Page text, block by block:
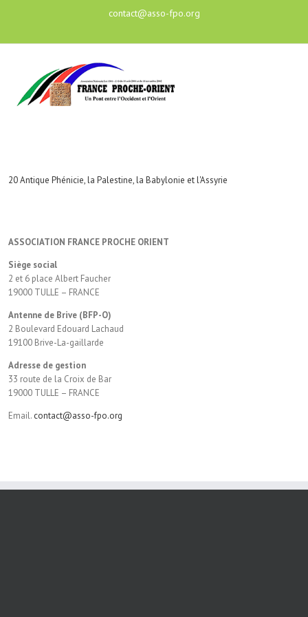
contact@asso-fpo.org
20 Antique Phénicie, la Palestine, la Babylonie et l'Assyrie
ASSOCIATION FRANCE PROCHE ORIENT
Siège social
2 et 6 place Albert Faucher
19000 TULLE – FRANCE
Antenne de Brive (BFP-O)
2 Boulevard Edouard Lachaud
19100 Brive-La-gaillarde
Adresse de gestion
33 route de la Croix de Bar
19000 TULLE – FRANCE
Email. contact@asso-fpo.org